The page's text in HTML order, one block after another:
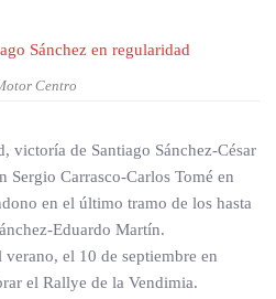
Centro
victoría de Santiago Sánchez-César
Sergio Carrasco-Carlos Tomé en
en el último tramo de los hasta
Eduardo Martín.
el 10 de septiembre en
el Rallye de la Vendimia.